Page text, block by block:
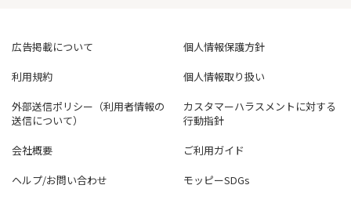
広告掲載について
個人情報保護方針
利用規約
個人情報取り扱い
外部送信ポリシー（利用者情報の
送信について）
カスタマーハラスメントに対する
行動指針
会社概要
ご利用ガイド
ヘルプ/お問い合わせ
モッピーSDGs